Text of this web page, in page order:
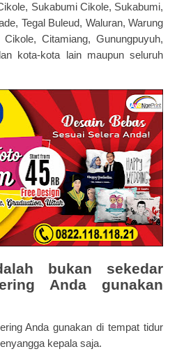
Sukabumi Cikole, Sukabumi,
Tegal Buleud, Waluran, Warung
Citamiang, Gunungpuyuh,
kota-kota lain maupun seluruh
bukan sekedar
Anda gunakan
Anda gunakan di tempat tidur
kepala saja.